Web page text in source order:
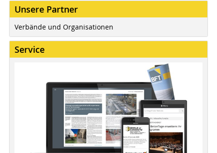
Unsere Partner
Verbände und Organisationen
Service